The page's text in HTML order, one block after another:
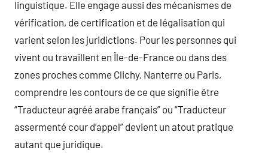
linguistique. Elle engage aussi des mécanismes de
vérification, de certification et de légalisation qui
varient selon les juridictions. Pour les personnes qui
vivent ou travaillent en Île-de-France ou dans des
zones proches comme Clichy, Nanterre ou Paris,
comprendre les contours de ce que signifie être
“Traducteur agréé arabe français” ou “Traducteur
assermenté cour d’appel” devient un atout pratique
autant que juridique.